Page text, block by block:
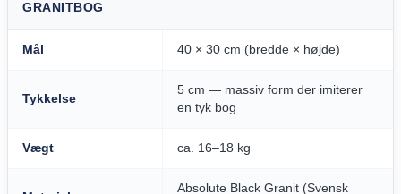
GRANITBOG
Mål 40 × 30 cm (bredde × højde)
Tykkelse
5 cm — massiv form der imiterer
en tyk bog
Vægt ca. 16–18 kg
Absolute Black Granit (Svensk